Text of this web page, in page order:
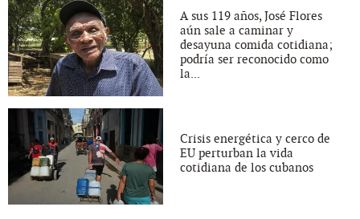
A sus 119 años, José Flores
aún sale a caminar y
desayuna comida cotidiana;
podría ser reconocido como
la...
Crisis energética y cerco de
EU perturban la vida
cotidiana de los cubanos